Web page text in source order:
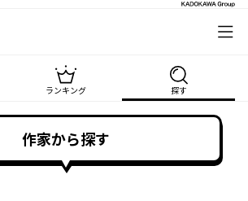
ミコミ
ミ
ランキング 探す
作家から探す